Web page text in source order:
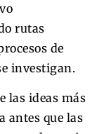
rutas
de
investigan.
las ideas más
antes que las